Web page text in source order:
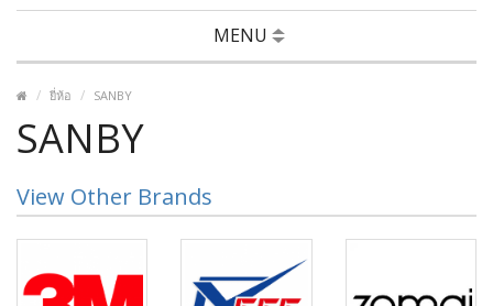
MENU
ยี่ห้อ SANBY
SANBY
View Other Brands